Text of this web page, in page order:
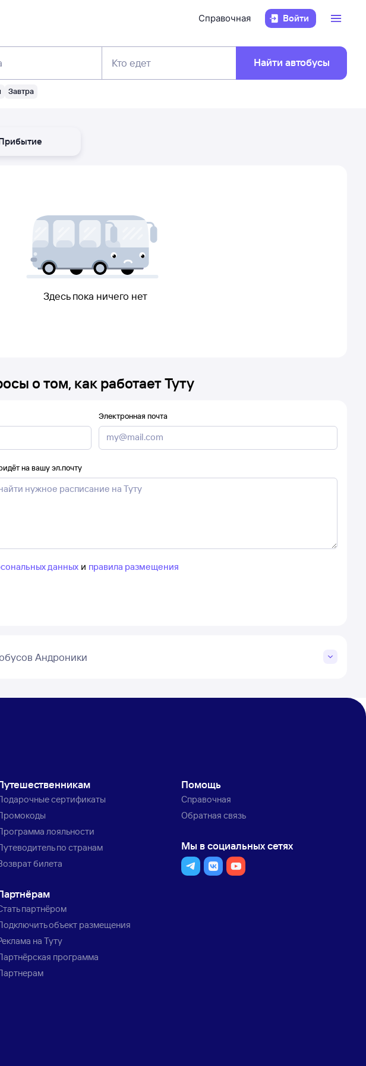
Справочная Войти
Завтра
Кто едет Найти автобусы
Здесь пока ничего нет
о том, как работает Туту
Электронная почта
на вашу эл.почту
данных и правила размещения
Андроники
сертификаты
лояльности
по странам
билета
партнёром
объект размещения
на Туту
программа
Помощь
Справочная
Обратная связь
Мы в социальных сетях